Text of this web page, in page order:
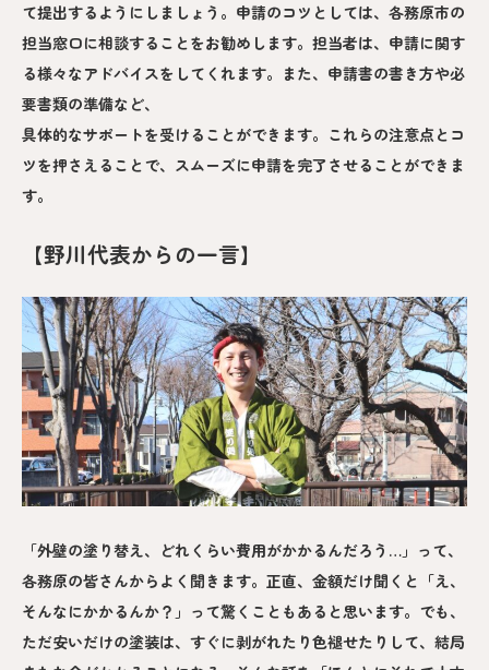
て提出するようにしましょう。申請のコツとしては、各務原市の
担当窓口に相談することをお勧めします。担当者は、申請に関す
る様々なアドバイスをしてくれます。また、申請書の書き方や必
要書類の準備など、
具体的なサポートを受けることができます。これらの注意点とコ
ツを押さえることで、スムーズに申請を完了させることができま
す。
【野川代表からの一言】
「外壁の塗り替え、どれくらい費用がかかるんだろう…」って、
各務原の皆さんからよく聞きます。正直、金額だけ聞くと「え、
そんなにかかるんか？」って驚くこともあると思います。でも、
ただ安いだけの塗装は、すぐに剥がれたり色褪せたりして、結局